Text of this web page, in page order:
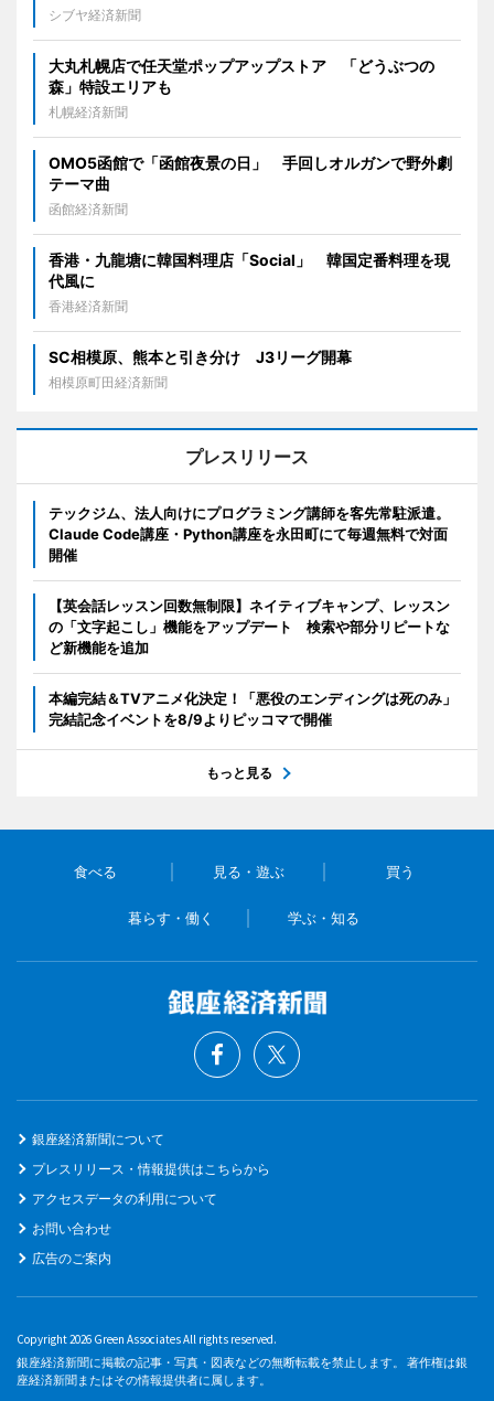
シブヤ経済新聞
大丸札幌店で任天堂ポップアップストア 「どうぶつの
森」特設エリアも
札幌経済新聞
OMO5函館で「函館夜景の日」 手回しオルガンで野外劇
テーマ曲
函館経済新聞
香港・九龍塘に韓国料理店「Social」 韓国定番料理を現
代風に
香港経済新聞
SC相模原、熊本と引き分け J3リーグ開幕
相模原町田経済新聞
プレスリリース
テックジム、法人向けにプログラミング講師を客先常駐派遣。
Claude Code講座・Python講座を永田町にて毎週無料で対面
開催
【英会話レッスン回数無制限】ネイティブキャンプ、レッスン
の「文字起こし」機能をアップデート 検索や部分リピートな
ど新機能を追加
本編完結＆TVアニメ化決定！「悪役のエンディングは死のみ」
完結記念イベントを8/9よりピッコマで開催
もっと見る
食べる 見る・遊ぶ 買う
暮らす・働く 学ぶ・知る
銀座経済新聞について
プレスリリース・情報提供はこちらから
アクセスデータの利用について
お問い合わせ
広告のご案内
Copyright 2026 Green Associates All rights reserved.
銀座経済新聞に掲載の記事・写真・図表などの無断転載を禁止します。 著作権は銀
座経済新聞またはその情報提供者に属します。